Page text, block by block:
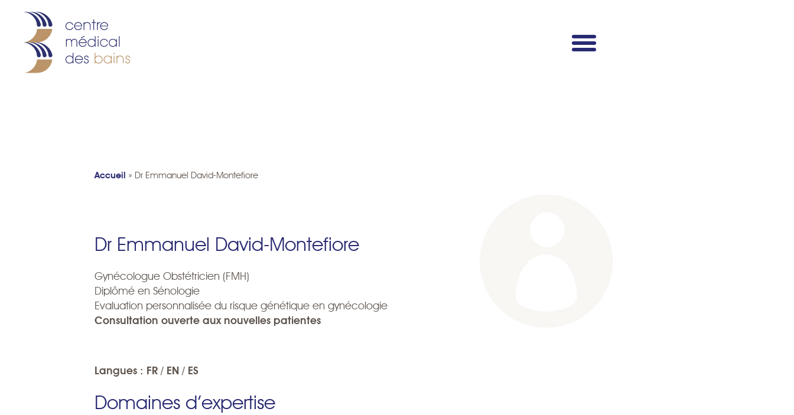
Accueil » Dr Emmanuel David-Montefiore
Dr Emmanuel David-Montefiore
Gynécologue Obstétricien (FMH)
Diplômé en Sénologie
Evaluation personnalisée du risque génétique en gynécologie
Consultation ouverte aux nouvelles patientes
Langues : FR / EN / ES
Domaines d’expertise